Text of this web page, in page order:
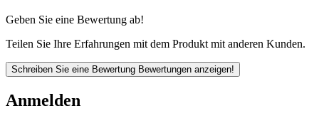
Geben Sie eine Bewertung ab!
Teilen Sie Ihre Erfahrungen mit dem Produkt mit anderen Kunden.
Schreiben Sie eine Bewertung Bewertungen anzeigen!
Anmelden